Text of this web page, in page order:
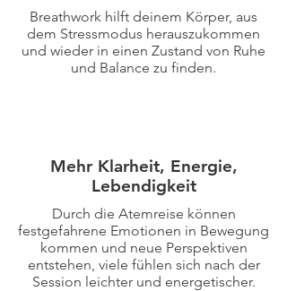
Breathwork hilft deinem Körper, aus
dem Stressmodus herauszukommen
und wieder in einen Zustand von Ruhe
und Balance zu finden.
Mehr Klarheit, Energie,
Lebendigkeit
Durch die Atemreise können
festgefahrene Emotionen in Bewegung
kommen und neue Perspektiven
entstehen, viele fühlen sich nach der
Session leichter und energetischer.